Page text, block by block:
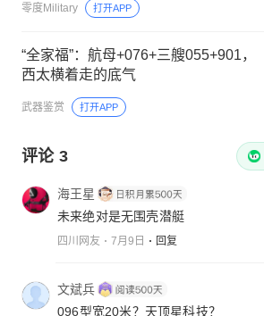
零度Military 打开APP
“全家福”：航母+076+三艘055+901，
西太横着走的底气
武器鉴赏 打开APP
评论 3
海王星
未来绝对是无围壳潜艇
四川网友 7月9日 回复
文斌兵
096型宽20米？天顶星科技？